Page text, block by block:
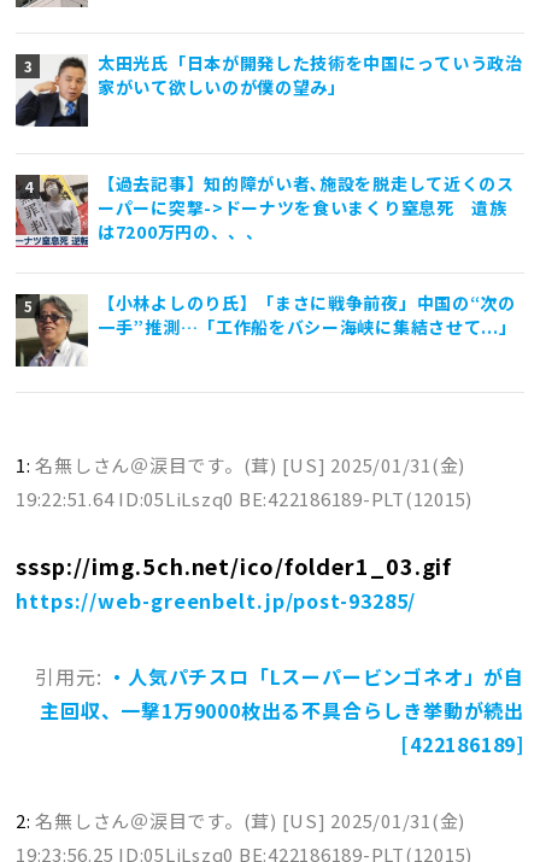
太田光氏「日本が開発した技術を中国にっていう政治
家がいて欲しいのが僕の望み」
【過去記事】知的障がい者､施設を脱走して近くのス
ーパーに突撃->ドーナツを食いまくり窒息死 遺族
は7200万円の、、、
【小林よしのり氏】「まさに戦争前夜」中国の“次の
一手”推測…「工作船をバシー海峡に集結させて...」
1:名無しさん＠涙目です。(茸) [US] 2025/01/31(金)
19:22:51.64 ID:05LiLszq0 BE:422186189-PLT(12015)
sssp://img.5ch.net/ico/folder1_03.gif
https://web-greenbelt.jp/post-93285/
引用元: ・人気パチスロ「Lスーパービンゴネオ」が自
主回収、一撃1万9000枚出る不具合らしき挙動が続出
[422186189]
2:名無しさん＠涙目です。(茸) [US] 2025/01/31(金)
19:23:56.25 ID:05LiLszq0 BE:422186189-PLT(12015)